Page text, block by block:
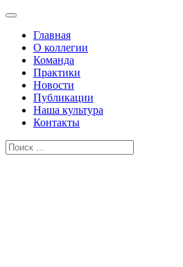
Главная
О коллегии
Команда
Практики
Новости
Публикации
Наша культура
Контакты